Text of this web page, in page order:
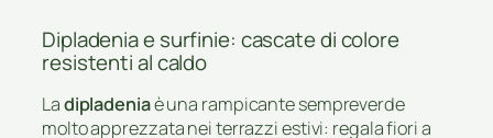
Dipladenia e surfinie: cascate di colore
resistenti al caldo
Ladipladeniaè una rampicante sempreverde
molto apprezzata nei terrazzi estivi: regala fiori a